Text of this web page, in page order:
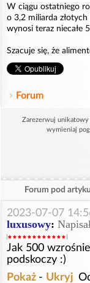
W ciągu ostatniego
o 3,2 miliarda złotych
wynosi teraz niecałe
Szacuje się, że
Forum
Zarezerwuj unikatowy
wymieniaj
Forum pod
2023-07-07
luxusowy:
Jak 500
podskoczy :)
Pokaż - Ukryj